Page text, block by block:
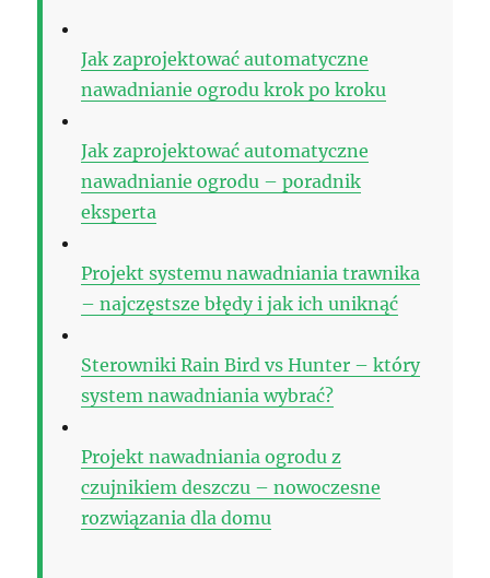
Jak zaprojektować automatyczne
nawadnianie ogrodu krok po kroku
Jak zaprojektować automatyczne
nawadnianie ogrodu – poradnik
eksperta
Projekt systemu nawadniania trawnika
– najczęstsze błędy i jak ich uniknąć
Sterowniki Rain Bird vs Hunter – który
system nawadniania wybrać?
Projekt nawadniania ogrodu z
czujnikiem deszczu – nowoczesne
rozwiązania dla domu